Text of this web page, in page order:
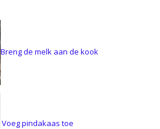
Breng de melk aan de kook
Voeg pindakaas toe